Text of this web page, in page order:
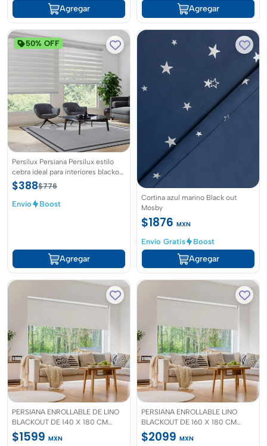
Agregar Agregar
50% OFF
Persilux Persiana Persilux estilo
cebra ideal para interiores blackout
color crema 81cm X 182cm
$388$776
Envío Boost
Agregar
Cortina azul marino Black out
Mosby
$1876 MXN
Envío Gratis
Boost
Agregar
PERSIANA ENROLLABLE DE LINO
BLACKOUT DE 140 X 180 CM
MARFIL
$1599 MXN
PERSIANA ENROLLABLE LINO
BLACKOUT DE 160 X 180 CM
MARFIL
$2099 MXN